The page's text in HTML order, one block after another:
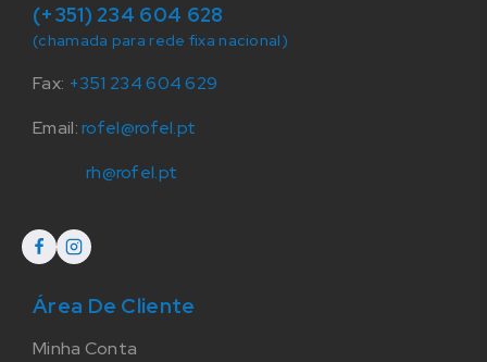
(+351) 234 604 628
(chamada para rede fixa nacional)
Fax: +351 234 604 629
Email:rofel@rofel.pt
rh@rofel.pt
Área De Cliente
Minha Conta